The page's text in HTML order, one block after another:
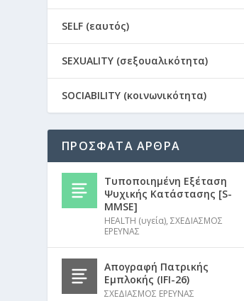
SELF (εαυτός)
SEXUALITY (σεξουαλικότητα)
SOCIABILITY (κοινωνικότητα)
ΠΡΟΣΦΑΤΑ ΑΡΘΡΑ
Τυποποιημένη Εξέταση
Ψυχικής Κατάστασης [S-
MMSE]
HEALTH (υγεία),ΣΧΕΔΙΑΣΜΟΣ
ΕΡΕΥΝΑΣ
Απογραφή Πατρικής
Εμπλοκής (IFI-26)
ΣΧΕΔΙΑΣΜΟΣ ΕΡΕΥΝΑΣ